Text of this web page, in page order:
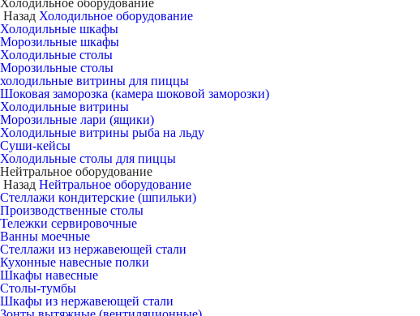
Назад Холодильное оборудование
Холодильные шкафы
Морозильные шкафы
Холодильные столы
Морозильные столы
холодильные витрины для пиццы
Шоковая заморозка (камера шоковой заморозки)
Холодильные витрины
Морозильные лари (ящики)
Холодильные витрины рыба на льду
Суши-кейсы
Холодильные столы для пиццы
Нейтральное оборудование
Назад Нейтральное оборудование
Стеллажи кондитерские (шпильки)
Производственные столы
Тележки сервировочные
Ванны моечные
Стеллажи из нержавеющей стали
Кухонные навесные полки
Шкафы навесные
Столы-тумбы
Шкафы из нержавеющей стали